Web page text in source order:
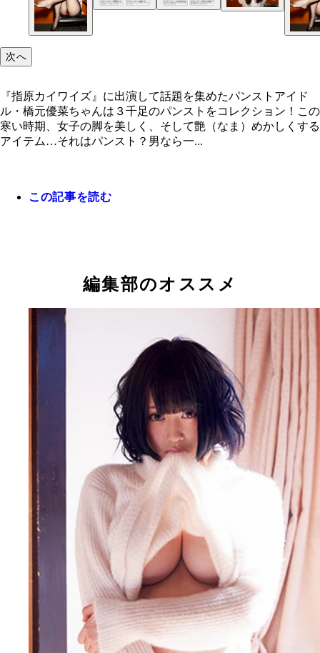
ョン！
パンスト破りの練習には“みかんネット”を活用す
次へ
『指原カイワイズ』に出演して話題を集めたパンストアイド
ル・橋元優菜ちゃんは３千足のパンストをコレクション！この
寒い時期、女子の脚を美しく、そして艶（なま）めかしくする
アイテム…それはパンスト？男なら一...
この記事を読む
編集部のオススメ